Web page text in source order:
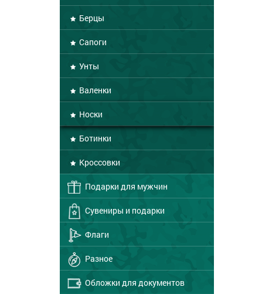
Берцы
Сапоги
Унты
Валенки
Носки
Ботинки
Кроссовки
Подарки для мужчин
Сувениры и подарки
Флаги
Разное
Обложки для документов